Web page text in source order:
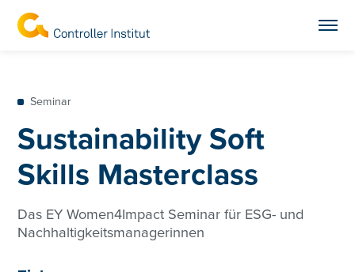
Seminar
Sustainability Soft
Skills Masterclass
Das EY Women4Impact Seminar für ESG- und
Nachhaltigkeitsmanagerinnen